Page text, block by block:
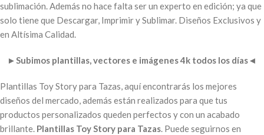
sublimación. Además no hace falta ser un experto en edición; ya que
solo tiene que Descargar, Imprimir y Sublimar. Diseños Exclusivos y
en Altísima Calidad.
►Subimos plantillas, vectores e imágenes 4k todos los días◄
Plantillas Toy Story para Tazas, aquí encontrarás los mejores
diseños del mercado, además están realizados para que tus
productos personalizados queden perfectos y con un acabado
brillante. Plantillas Toy Story para Tazas. Puede seguirnos en